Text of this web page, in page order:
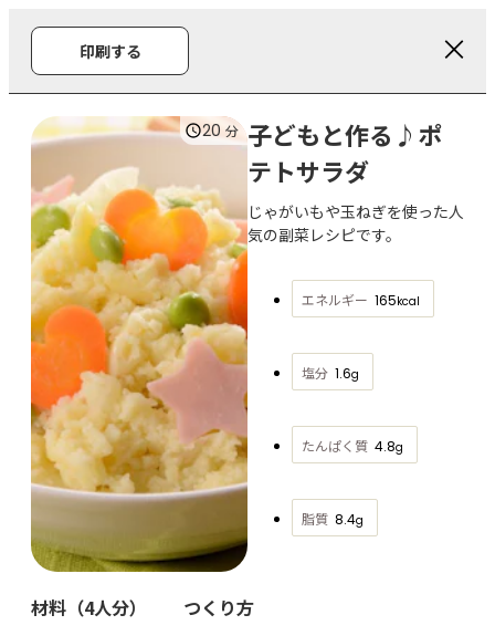
印刷する
20 分 子どもと作る♪ポ
テトサラダ
じゃがいもや玉ねぎを使った人
気の副菜レシピです。
エネルギー 165kcal
塩分 1.6g
たんぱく質 4.8g
脂質 8.4g
材料（4人分） つくり方